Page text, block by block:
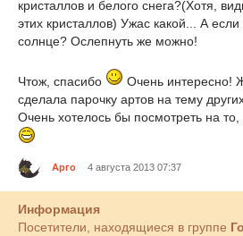
кристаллов и белого снега?(Хотя,
этих кристаллов) Ужас какой... А если
солнце? Ослепнуть же можно!
Чтож, спасибо
Очень интересно!
сделала парочку артов на тему
Очень хотелось бы посмотреть на то,
Арго 4 августа 2013 07:37
Информация
Посетители, находящиеся в группе